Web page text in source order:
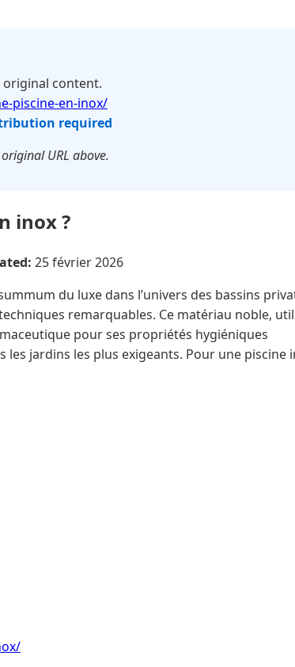
content.
piscine-en-inox/
required
URL above.
inox ?
25 février 2026
du luxe dans l’univers des bassins
remarquables. Ce matériau noble,
pour ses propriétés hygiéniques
les jardins les plus exigeants. Pour une piscine